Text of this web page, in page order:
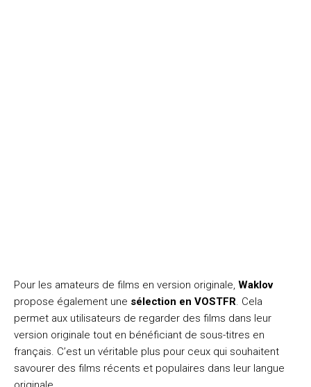
Pour les amateurs de films en version originale, Waklov
propose également une sélection en VOSTFR. Cela
permet aux utilisateurs de regarder des films dans leur
version originale tout en bénéficiant de sous-titres en
français. C’est un véritable plus pour ceux qui souhaitent
savourer des films récents et populaires dans leur langue